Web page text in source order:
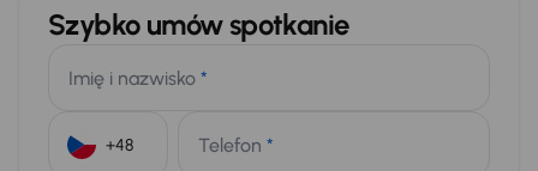
Szybko umów spotkanie
Imię i nazwisko *
Telefon *